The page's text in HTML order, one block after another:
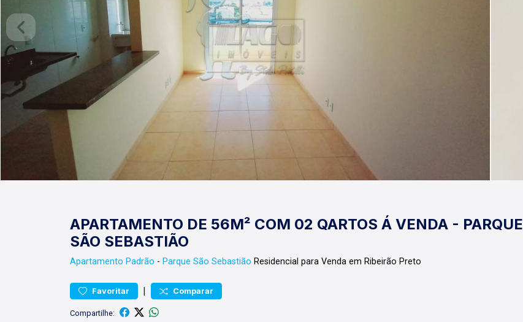
APARTAMENTO DE 56M² COM 02 QARTOS Á VENDA - PARQUE
SÃO SEBASTIÃO
Apartamento Padrão - Parque São Sebastião Residencial para Venda em Ribeirão Preto
Favoritar | Comparar
Compartilhe: